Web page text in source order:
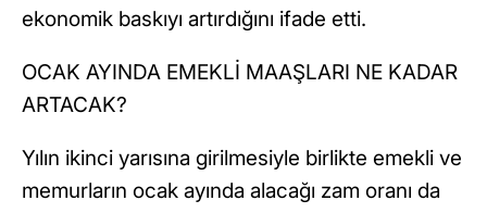
ekonomik baskıyı artırdığını ifade etti.
OCAK AYINDA EMEKLİ MAAŞLARI NE KADAR
ARTACAK?
Yılın ikinci yarısına girilmesiyle birlikte emekli ve
memurların ocak ayında alacağı zam oranı da